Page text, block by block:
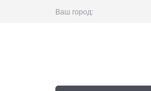
Ваш город: